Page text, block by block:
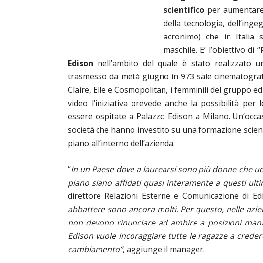
scientifico per
della tecnologia,
acronimo) che in Italia
maschile. E’ l’obiettivo di “
Edison nell’ambito del quale è stato realizzato
trasmesso da metà giugno in 973 sale
Claire, Elle e Cosmopolitan, i femminili del gruppo
video l’iniziativa prevede anche la possibilità per
essere ospitate a Palazzo Edison a Milano.
società che hanno investito su una formazione
piano all’interno dell’azienda.
“In un Paese dove a laurearsi sono più donne che
piano siano affidati quasi interamente a questi
direttore Relazioni Esterne e Comunicazione di
abbattere sono ancora molti. Per questo, nelle
non devono rinunciare ad ambire a posizioni
Edison vuole incoraggiare tutte le ragazze a
cambiamento”, aggiunge il manager.